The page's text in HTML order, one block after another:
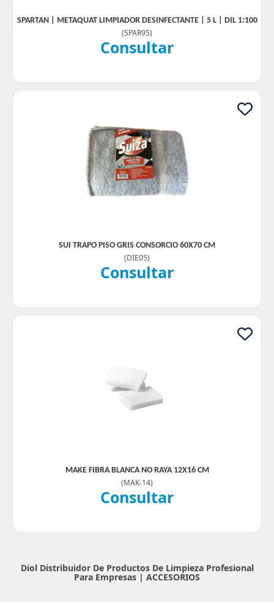
SPARTAN | METAQUAT LIMPIADOR DESINFECTANTE | 5 L | DIL 1:100
(SPAR95)
Consultar
SUI TRAPO PISO GRIS CONSORCIO 60X70 CM
(DIE05)
Consultar
MAKE FIBRA BLANCA NO RAYA 12X16 CM
(MAK-14)
Consultar
Diol Distribuidor De Productos De Limpieza Profesional
Para Empresas | ACCESORIOS